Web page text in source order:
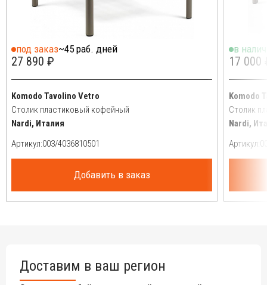
под заказ~45 раб. дней
27 890 ₽
Komodo Tavolino Vetro
Столик пластиковый кофейный
Nardi, Италия
Артикул:
Добавить в заказ
в
17 000
Komodo
Столик
Nardi,
Артикул:
Доставим в ваш регион